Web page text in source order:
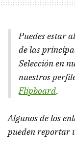
Puedes estar
de las
Selección en
nuestros
Flipboard.
Algunos de los
pueden reportar